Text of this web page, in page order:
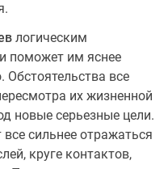
логическим
поможет им яснее
Обстоятельства все
их жизненной
новые серьезные цели.
сильнее отражаться
круге контактов,